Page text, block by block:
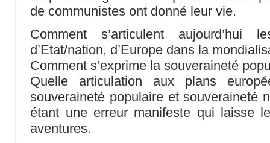
de communistes ont donné leur vie.
Comment s’articulent aujourd’hui
d’Etat/nation, d’Europe dans la
Comment s’exprime la souveraineté
Quelle articulation aux plans
souveraineté populaire et souveraineté
étant une erreur manifeste qui laisse
aventures.